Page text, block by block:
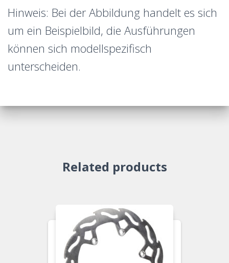
Hinweis: Bei der Abbildung handelt es sich
um ein Beispielbild, die Ausführungen
können sich modellspezifisch
unterscheiden.
Related products